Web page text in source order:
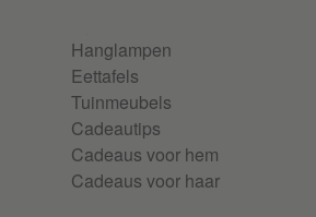
Hanglampen
Eettafels
Tuinmeubels
Cadeautips
Cadeaus voor hem
Cadeaus voor haar